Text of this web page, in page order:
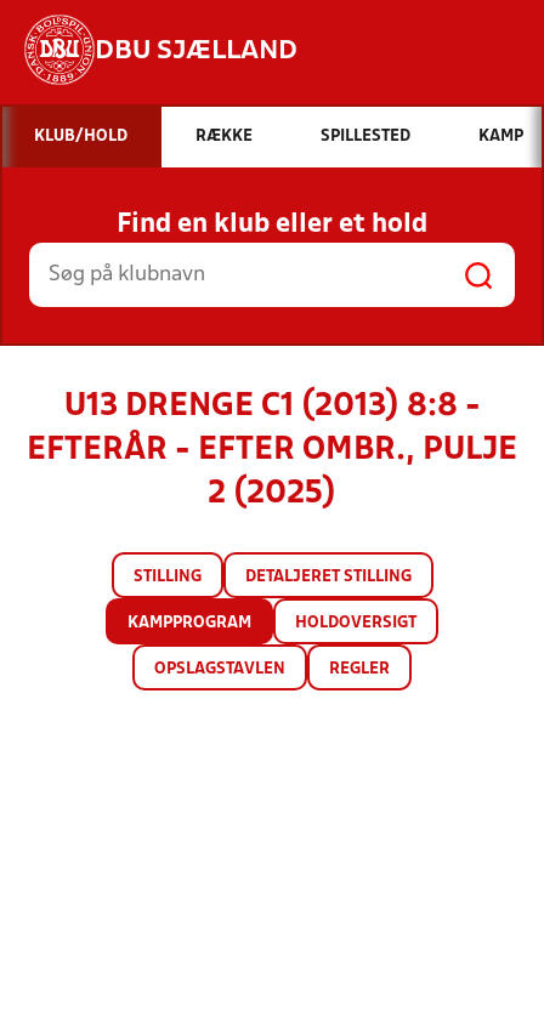
DBU SJÆLLAND
Hvad vil du søge efter?
INDHOLD OG NYHEDER
STILLINGER, RESULTATER, KLUBBER OG
HOLD
KLUB/HOLD RÆKKE SPILLESTED KAMP
Find en klub eller et hold
U13 DRENGE C1 (2013) 8:8 -
EFTERÅR - EFTER OMBR., PULJE
2 (2025)
STILLING DETALJERET STILLING
KAMPPROGRAM HOLDOVERSIGT
OPSLAGSTAVLEN REGLER